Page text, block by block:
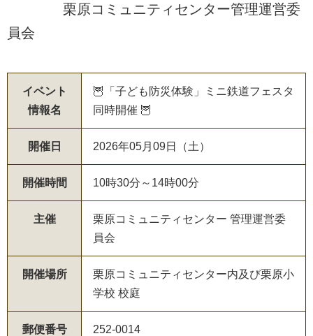
栗原コミュニティセンター管理運営委
員会
イベント
情報名
🦉「子ども防災体験」ミニ鉄道フェスタ
同時開催 🦉
開催日 2026年05月09日（土）
開催時間 10時30分～14時00分
主催
栗原コミュニティセンター 管理運営委
員会
開催場所
栗原コミュニティセンター内及び栗原小
学校 校庭
郵便番号 252-0014